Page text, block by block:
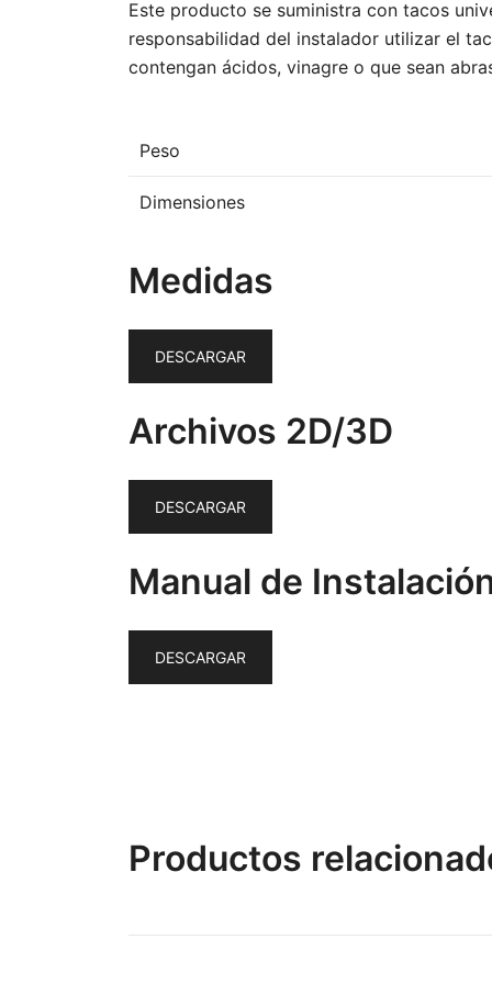
Este producto se suministra con tacos
responsabilidad del instalador utilizar el
contengan ácidos, vinagre o que sean
Peso
Dimensiones
Medidas
DESCARGAR
Archivos 2D/3D
DESCARGAR
Manual de
DESCARGAR
Productos